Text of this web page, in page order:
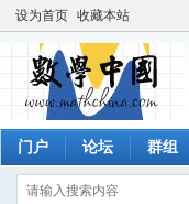
设为首页 收藏本站
门户 论坛 群组